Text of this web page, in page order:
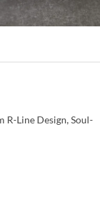
R-Line Design, Soul-